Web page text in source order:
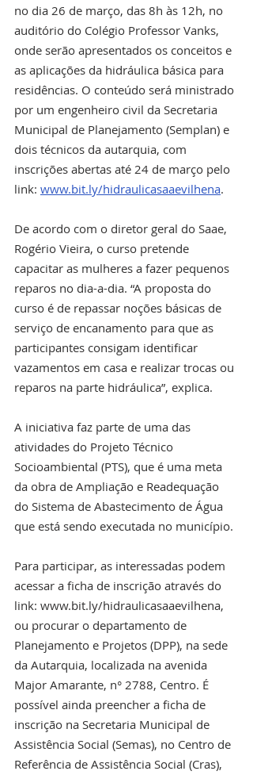
no dia 26 de março, das 8h às 12h, no
auditório do Colégio Professor Vanks,
onde serão apresentados os conceitos e
as aplicações da hidráulica básica para
residências. O conteúdo será ministrado
por um engenheiro civil da Secretaria
Municipal de Planejamento (Semplan) e
dois técnicos da autarquia, com
inscrições abertas até 24 de março pelo
link: www.bit.ly/hidraulicasaaevilhena.
De acordo com o diretor geral do Saae,
Rogério Vieira, o curso pretende
capacitar as mulheres a fazer pequenos
reparos no dia-a-dia. “A proposta do
curso é de repassar noções básicas de
serviço de encanamento para que as
participantes consigam identificar
vazamentos em casa e realizar trocas ou
reparos na parte hidráulica”, explica.
A iniciativa faz parte de uma das
atividades do Projeto Técnico
Socioambiental (PTS), que é uma meta
da obra de Ampliação e Readequação
do Sistema de Abastecimento de Água
que está sendo executada no município.
Para participar, as interessadas podem
acessar a ficha de inscrição através do
link: www.bit.ly/hidraulicasaaevilhena,
ou procurar o departamento de
Planejamento e Projetos (DPP), na sede
da Autarquia, localizada na avenida
Major Amarante, n° 2788, Centro. É
possível ainda preencher a ficha de
inscrição na Secretaria Municipal de
Assistência Social (Semas), no Centro de
Referência de Assistência Social (Cras),